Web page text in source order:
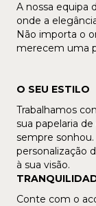
A nossa equipa
onde a
Não importa o
merecem uma
O SEU ESTILO
Trabalhamos
sua papelaria
sempre
personalização
à sua visão.
Conte com o